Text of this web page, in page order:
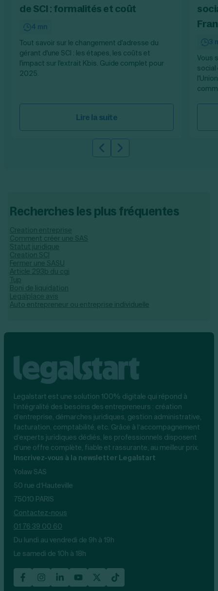
de SCI : formalités et coût
4 mn
Tout savoir sur le changement d'adresse du
gérant d'une SCI : les étapes, les coûts et
l'impact sur l'extrait Kbis. Guide complet pour
2025.
Lire la suite
3
Vous
social
Slide précédente
Slide suivante
Recherches les plus fréquentes
Creation entreprise
Comment créer une SAS
Statut juridique
Creation SCI
Fermer une SASU
Article 293b du cgi
Tup
Boni de liquidation
Legalplace avis
Auto entrepreneur ou entreprise individuelle
Legalstart est une solution 100% digitale qui répond à
l’intégralité des besoins des entrepreneurs : création
d’entreprise, démarches juridiques, gestion administrative,
facturation, comptabilité, etc. Grâce à l’accompagnement
d’experts juridiques dédiés, les professionnels disposent
d’une offre complète, fiable et rassurante, au meilleur prix.
Inscrivez-vous à la newsletter Legalstart
Yolaw SAS
50 rue d’Hauteville
75010 PARIS
Contactez-nous
01 76 39 00 60
Du lundi au vendredi de 9h à 19h
Le samedi de 10h à 18h